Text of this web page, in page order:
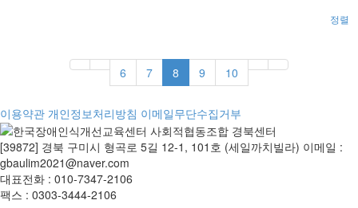
정렬
6 7 8 9 10
이용약관 개인정보처리방침 이메일무단수집거부
[39872] 경북 구미시 형곡로 5길 12-1, 101호 (세일까치빌라) 이메일 :
gbaulim2021@naver.com
대표전화 : 010-7347-2106
팩스 : 0303-3444-2106